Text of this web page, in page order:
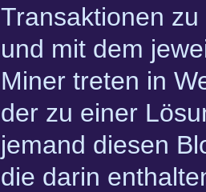
Transaktionen
und mit dem
Miner treten in
der zu einer
jemand diesen
die darin